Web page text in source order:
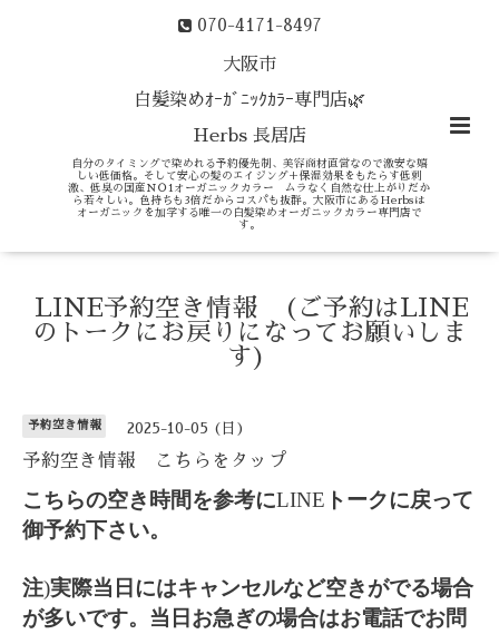
070-4171-8497
大阪市
白髪染めｵｰｶﾞﾆｯｸｶﾗｰ専門店🌿
Herbs 長居店
自分のタイミングで染めれる予約優先制、美容商材直営なので激安な嬉
しい低価格。そして安心の髪のエイジング＋保湿効果をもたらす低刺
激、低臭の国産ＮＯ1オーガニックカラー ムラなく自然な仕上がりだか
ら若々しい。色持ちも3倍だからコスパも抜群。大阪市にあるHerbsは
オーガニックを加学する唯一の白髪染めオーガニックカラー専門店で
す。
LINE予約空き情報 (ご予約はLINE
のトークにお戻りになってお願いしま
す)
予約空き情報 2025-10-05 (日)
予約空き情報 こちらをタップ
こちらの空き時間を参考にLINE トークに戻って
御予約下さい。
注)実際当日にはキャンセルなど空きがでる場合
が多いです。当日お急ぎの場合はお電話でお問